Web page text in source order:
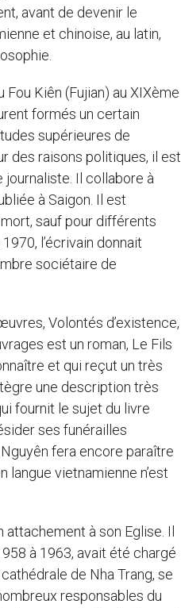
avant de devenir le
et chinoise, au latin,
Kiên (Fujian) au XIXème
formés un certain
supérieures de
des raisons politiques, il est
Il collabore à
à Saigon. Il est
mort, sauf pour différents
l’écrivain donnait
sociétaire de
Volontés d’existence,
est un roman, Le Fils
et qui reçut un très
une description très
fournit le sujet du livre
ses funérailles
fera encore paraître
vietnamienne n’est
à son Eglise. Il
à 1963, avait été chargé
de Nha Trang, se
responsables du